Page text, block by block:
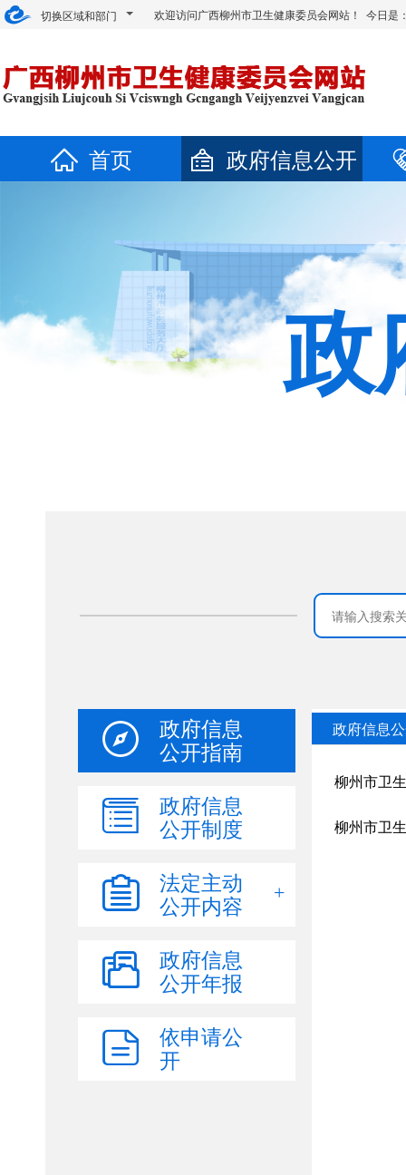
切换区域和部门 欢迎访问广西柳州市卫生健康委员会网站！ 今日是
首页 政府信息公开
政
政府信息
公开指南
政府信息
公开制度
法定主动
公开内容
政府信息
公开年报
依申请公
开